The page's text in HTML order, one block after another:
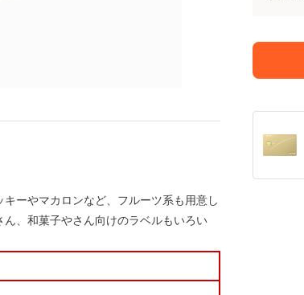
ーやマカロンなど、フルーツ系も用意し
、和菓子やさん向けのラベルもいろい